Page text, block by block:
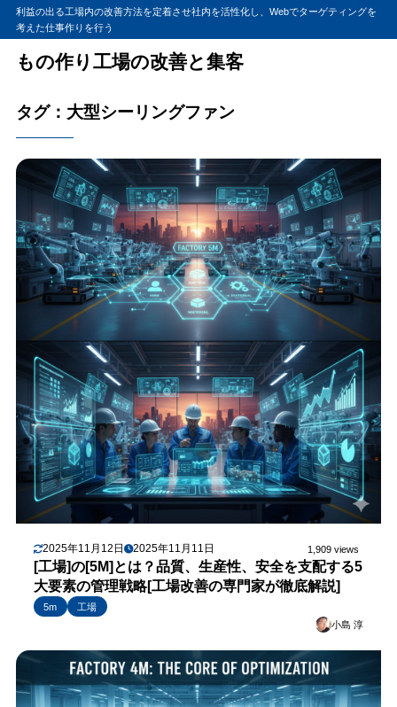
利益の出る工場内の改善方法を定着させ社内を活性化し、Webでターゲティングを
考えた仕事作りを行う
もの作り工場の改善と集客
タグ：大型シーリングファン
2025年11月12日 2025年11月11日 1,909 views
[工場]の[5M]とは？品質、生産性、安全を支配する5
大要素の管理戦略[工場改善の専門家が徹底解説]
5m
工場
小島 淳